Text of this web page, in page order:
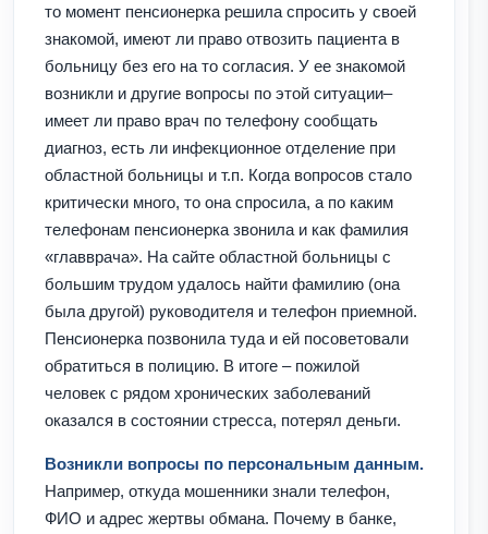
то момент пенсионерка решила спросить у своей
знакомой, имеют ли право отвозить пациента в
больницу без его на то согласия. У ее знакомой
возникли и другие вопросы по этой ситуации–
имеет ли право врач по телефону сообщать
диагноз, есть ли инфекционное отделение при
областной больницы и т.п. Когда вопросов стало
критически много, то она спросила, а по каким
телефонам пенсионерка звонила и как фамилия
«главврача». На сайте областной больницы с
большим трудом удалось найти фамилию (она
была другой) руководителя и телефон приемной.
Пенсионерка позвонила туда и ей посоветовали
обратиться в полицию. В итоге – пожилой
человек с рядом хронических заболеваний
оказался в состоянии стресса, потерял деньги.
Возникли вопросы по персональным данным.
Например, откуда мошенники знали телефон,
ФИО и адрес жертвы обмана. Почему в банке,